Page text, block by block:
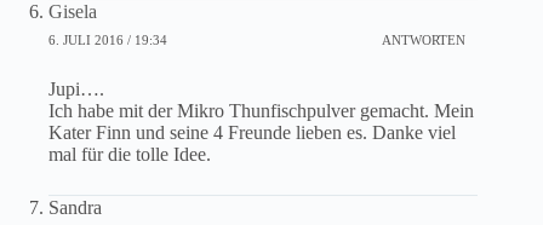
Gisela
6. JULI 2016 / 19:34 ANTWORTEN
Jupi….
Ich habe mit der Mikro Thunfischpulver gemacht. Mein
Kater Finn und seine 4 Freunde lieben es. Danke viel
mal für die tolle Idee.
Sandra